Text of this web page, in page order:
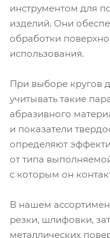
инструментом для
изделий. Они
обработки
использования.
При выборе кругов
учитывать такие
абразивного
и показатели
определяют
от типа
с которым он
В нашем
резки, шлифовки,
металлических